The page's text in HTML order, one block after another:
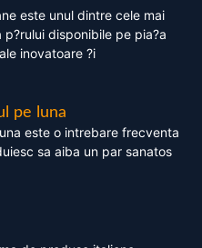
este unul dintre cele mai
disponibile pe pia?a
inovatoare ?i
pe luna
este o intrebare frecventa
sa aiba un par sanatos